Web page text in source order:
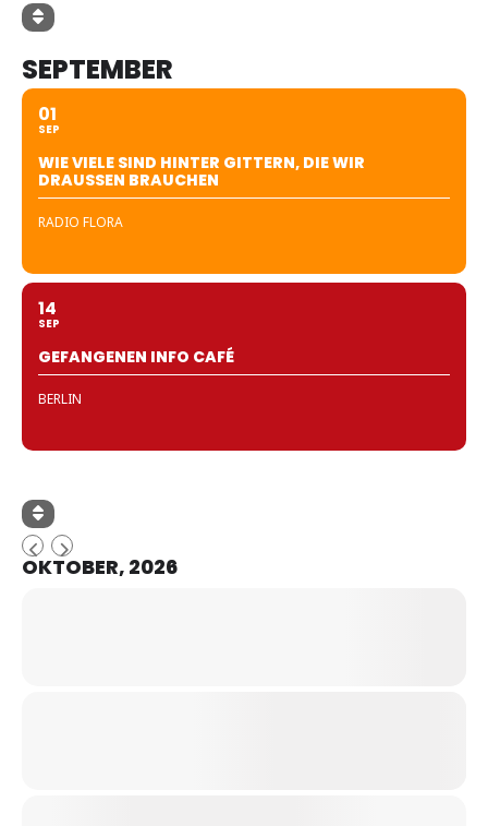
SEPTEMBER
01
SEP
WIE VIELE SIND HINTER GITTERN, DIE WIR
DRAUSSEN BRAUCHEN
RADIO FLORA
14
SEP
GEFANGENEN INFO CAFÉ
BERLIN
OKTOBER, 2026